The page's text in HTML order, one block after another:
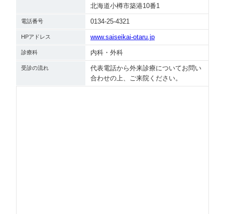
北海道小樽市築港10番1
電話番号 0134-25-4321
HPアドレス www.saiseikai-otaru.jp
診療科 内科・外科
受診の流れ
代表電話から外来診療についてお問い
合わせの上、ご来院ください。